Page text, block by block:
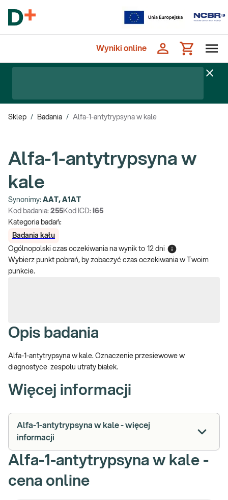
Wyniki online
Sklep / Badania / Alfa-1-antytrypsyna w kale
Alfa-1-antytrypsyna w
kale
Synonimy: AAT, A1AT
Kod badania: 255Kod ICD: I65
Kategoria badań:
Badania kału
Ogólnopolski czas oczekiwania na wynik to 12 dni
Wybierz punkt pobrań, by zobaczyć czas oczekiwania w Twoim
punkcie.
Opis badania
Alfa-1-antytrypsyna w kale. Oznaczenie przesiewowe w
diagnostyce zespołu utraty białek.
Więcej informacji
Alfa-1-antytrypsyna w kale - więcej
informacji
Alfa-1-antytrypsyna w kale -
cena online